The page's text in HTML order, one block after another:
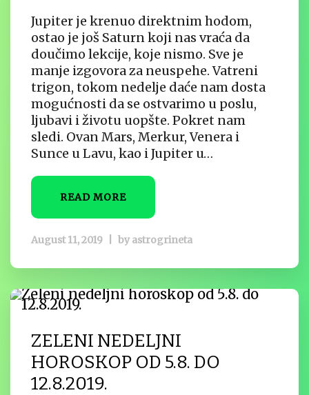
Jupiter je krenuo direktnim hodom,
ostao je još Saturn koji nas vraća da
doučimo lekcije, koje nismo. Sve je
manje izgovora za neuspehe. Vatreni
trigon, tokom nedelje daće nam dosta
mogućnosti da se ostvarimo u poslu,
ljubavi i životu uopšte. Pokret nam
sledi. Ovan Mars, Merkur, Venera i
Sunce u Lavu, kao i Jupiter u…
READ MORE
August 11, 2019 by astrogrineta
ZELENI NEDELJNI
HOROSKOP OD 5.8. DO
12.8.2019.